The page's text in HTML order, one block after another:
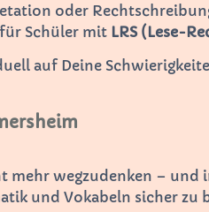
oder
Schüler mit LRS (Lese-
auf Deine
mehr wegzudenken –
und Vokabeln sicher zu